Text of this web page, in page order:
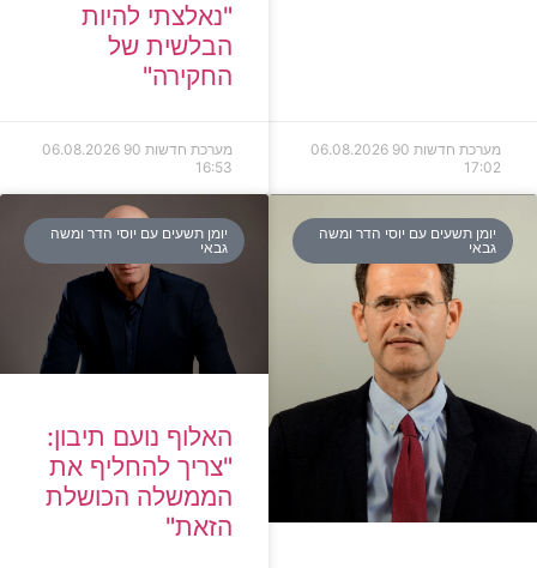
מערכת חדשות 90
06.08.2026
17:02
"נאלצתי להיות
הבלשית של
החקירה"
מערכת חדשות 90
06.08.2026
16:53
יומן תשעים עם יוסי הדר ומשה
גבאי
יומן תשעים עם יוסי הדר ומשה
גבאי
האלוף נועם תיבון:
"צריך להחליף את
הממשלה הכושלת
הזאת"